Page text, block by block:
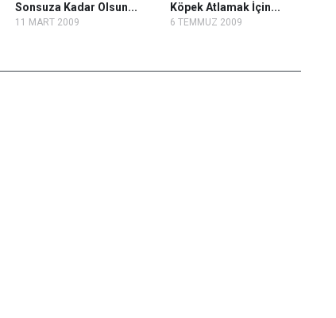
Sonsuza Kadar Olsun...
11 MART 2009
Köpek Atlamak İçin...
6 TEMMUZ 2009